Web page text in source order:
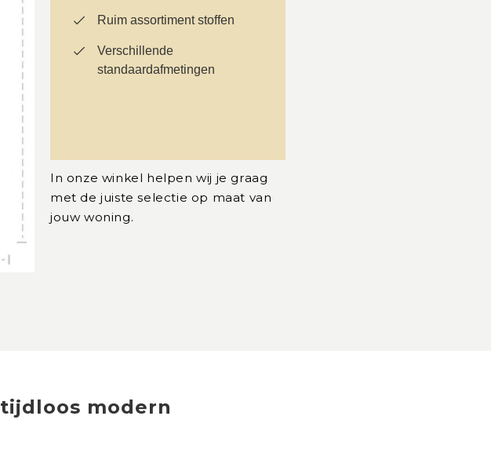
Ruim assortiment stoffen
Verschillende
standaardafmetingen
In onze winkel helpen wij je graag
met de juiste selectie op maat van
jouw woning.
tijdloos modern